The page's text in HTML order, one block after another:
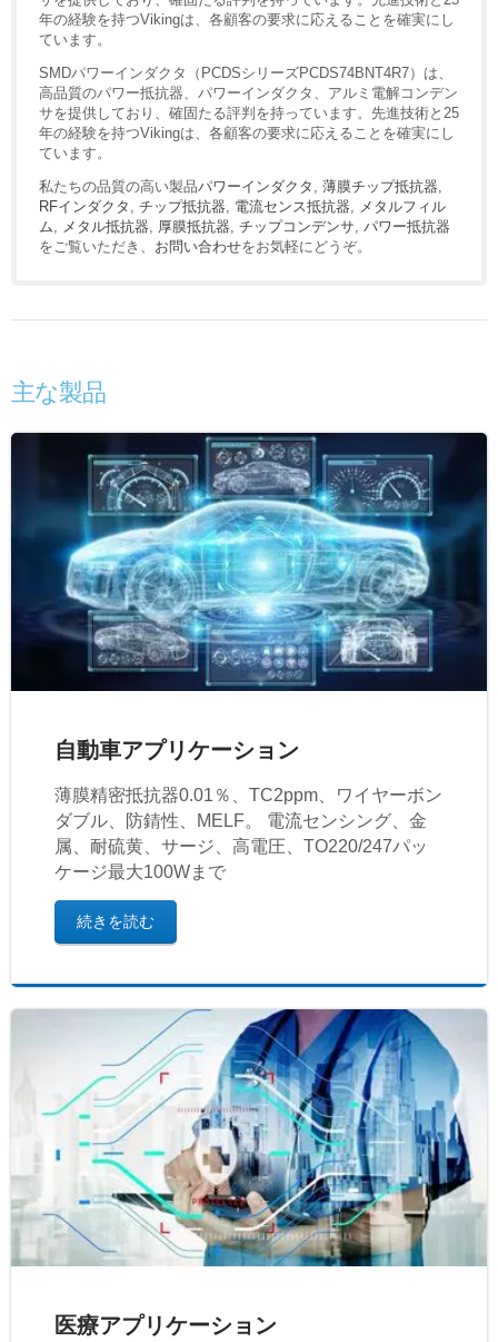
年の経験を持つVikingは、各顧客の要求に応えることを確実にし
ています。
SMDパワーインダクタ（PCDSシリーズPCDS74BNT4R7）は、
高品質のパワー抵抗器、パワーインダクタ、アルミ電解コンデン
サを提供しており、確固たる評判を持っています。先進技術と25
年の経験を持つVikingは、各顧客の要求に応えることを確実にし
ています。
私たちの品質の高い製品パワーインダクタ , 薄膜チップ抵抗器,
RFインダクタ , チップ抵抗器, 電流センス抵抗器, メタルフィル
ム, メタル抵抗器, 厚膜抵抗器, チップコンデンサ, パワー抵抗器
をご覧いただき、 お問い合わせをお気軽にどうぞ。
主な製品
自動車アプリケーション
薄膜精密抵抗器0.01％、TC2ppm、ワイヤーボン
ダブル、防錆性、MELF。 電流センシング、金
属、耐硫黄、サージ、高電圧、TO220/247パッ
ケージ最大100Wまで
続きを読む
医療アプリケーション